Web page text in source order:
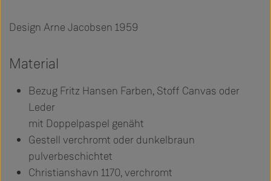
Design Arne Jacobsen 1959
Material
Bezug Fritz Hansen Farben, Stoff Canvas oder
Leder
mit Doppelpaspel genäht
Gestell verchromt oder dunkelbraun
pulverbeschichtet
Christianshavn 1170, verchromt